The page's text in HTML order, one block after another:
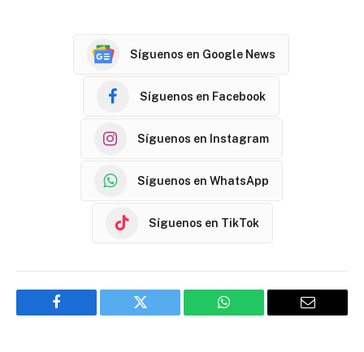
Síguenos en Google News
Síguenos en Facebook
Síguenos en Instagram
Síguenos en WhatsApp
Síguenos en TikTok
Facebook Twitter WhatsApp Email